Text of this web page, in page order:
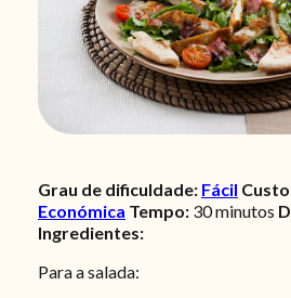
Grau de dificuldade: Fácil
Económica Tempo: 30 minutos
Ingredientes:
Para a salada: